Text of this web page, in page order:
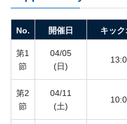
No. 開催日 キック
第1
節
04/05
(日)
第2
節
04/11
(土)